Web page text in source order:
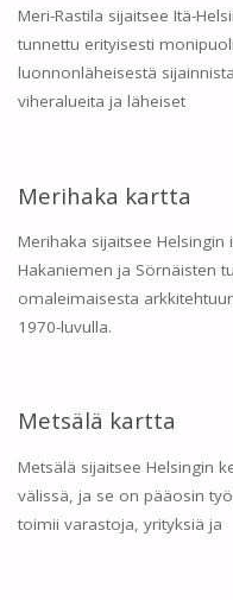
Meri-Rastila sijaitsee Itä-
tunnettu erityisesti
luonnonläheisestä
viheralueita ja läheiset
Merihaka kartta
Merihaka sijaitsee
Hakaniemen ja Sörnäisten
omaleimaisesta
1970-luvulla.
Metsälä kartta
Metsälä sijaitsee Helsingin
välissä, ja se on pääosin
toimii varastoja, yrityksiä ja